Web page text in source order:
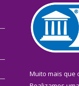
Muito mais que